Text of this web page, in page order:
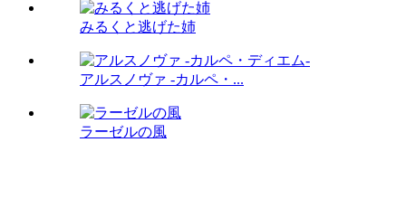
みるくと逃げた姉
アルスノヴァ -カルペ・...
ラーゼルの風